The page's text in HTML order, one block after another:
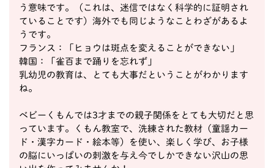
う意味です。（これは、迷信ではなく科学的に証明され
ていることです）海外でも同じようなことわざがあるよ
うです。
フランス：「ヒョウは斑点を変えることができない」
韓国：「雀百まで踊りを忘れず」
乳幼児の教育は、とても大事だということがわかります
ね。
ベビーくもんでは3才までの親子関係をとても大切だと思
っています。くもん教室で、洗練された教材（童謡カー
ド・漢字カード・絵本等）を使い、楽しく学び、お子様
の脳にいっぱいの刺激を与え今でしかできない沢山の思